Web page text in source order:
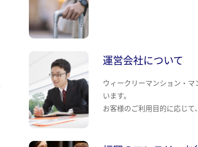
運営会社について
ウィークリーマンション・
います。
お客様のご利用目的に応じて